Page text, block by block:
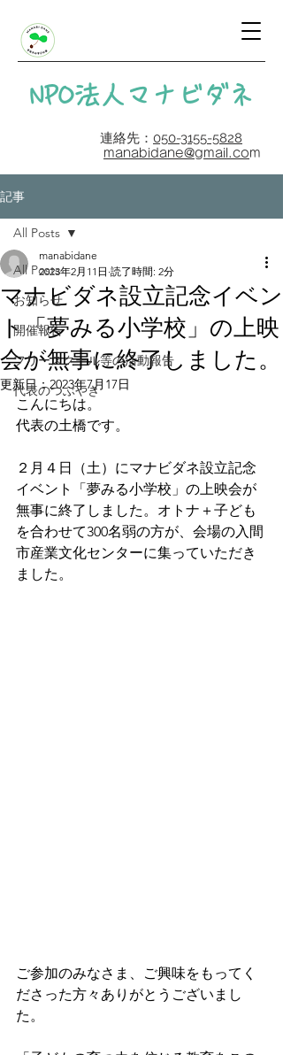
​NPO法人マナビダネ
連絡先： 050-3155-5828
manabidane@gmail.com
記事
All Posts
お知らせ
開催報告
フリースクール等の活動報告
代表のつぶやき
All Posts
マナビダネ設立記念イベン
ト「夢みる小学校」の上映
会が無事に終了しました。
manabidane
2023年2月11日 読了時間: 2分
更新日：2023年7月17日
こんにちは。
代表の土橋です。
２月４日（土）にマナビダネ設立記念
イベント「夢みる小学校」の上映会が
無事に終了しました。オトナ＋子ども
を合わせて300名弱の方が、会場の入間
市産業文化センターに集っていただき
ました。
ご参加のみなさま、ご興味をもってく
ださった方々ありがとうございまし
た。